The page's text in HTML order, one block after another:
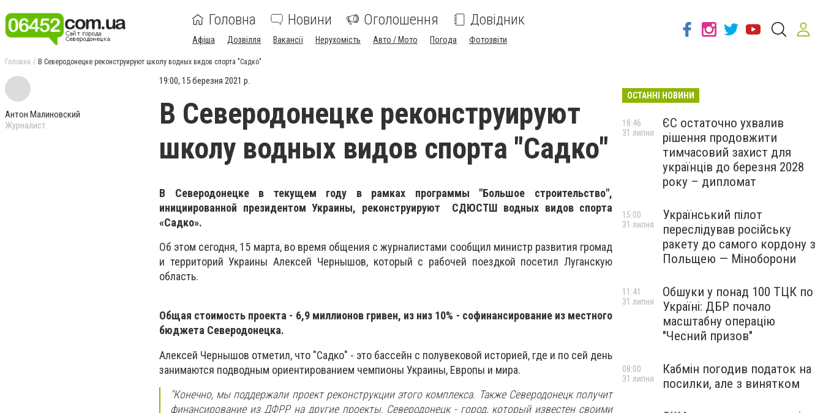
Головна Новини Оголошення Довідник
Афіша Дозвілля Вакансії Нерухомість Авто / Мото Погода Фотозвіти
Головна В Северодонецке реконструируют школу водных видов спорта "Садко"
Антон Малиновский
Журналист
19:00, 15 березня 2021 р.
В Северодонецке реконструируют
школу водных видов спорта "Садко"
В Северодонецке в текущем году в рамках программы "Большое строительство",
инициированной президентом Украины, реконструируют СДЮСТШ водных видов спорта
«Садко».
Об этом сегодня, 15 марта, во время общения с журналистами сообщил министр развития громад
и территорий Украины Алексей Чернышов, который с рабочей поездкой посетил Луганскую
область.
Общая стоимость проекта - 6,9 миллионов гривен, из низ 10% - софинансирование из местного
бюджета Северодонецка.
Алексей Чернышов отметил, что "Садко" - это бассейн с полувековой историей, где и по сей день
занимаются подводным ориентированием чемпионы Украины, Европы и мира.
"Конечно, мы поддержали проект реконструкции этого комплекса. Также Северодонецк получит
финансирование из ДФРР на другие проекты. Северодонецк - город, который известен своими
ОСТАННІ НОВИНИ
ЄС остаточно ухвалив
рішення продовжити
тимчасовий захист для
українців до березня 2028
року – дипломат
18:46
31 липня
Український пілот
переслідував російську
ракету до самого кордону з
Польщею — Міноборони
15:00
31 липня
Обшуки у понад 100 ТЦК по
Україні: ДБР почало
масштабну операцію
"Чесний призов"
11:41
31 липня
Кабмін погодив податок на
посилки, але з винятком
08:00
31 липня